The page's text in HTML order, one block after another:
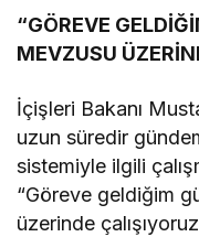
“GÖREVE
MEVZUSU
İçişleri Bakanı
uzun süredir
sistemiyle ilgili
“Göreve geldiğim
üzerinde